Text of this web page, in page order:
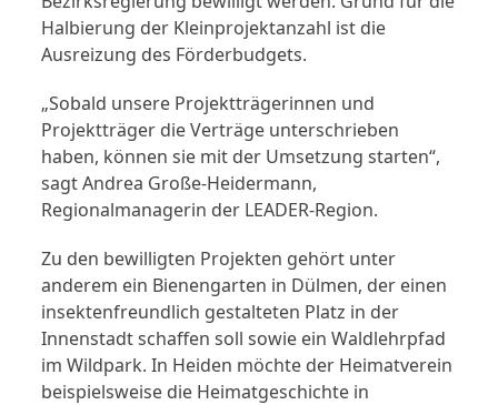
Halbierung der Kleinprojektanzahl ist die
Ausreizung des Förderbudgets.
„Sobald unsere Projektträgerinnen und
Projektträger die Verträge unterschrieben
haben, können sie mit der Umsetzung starten“,
sagt Andrea Große-Heidermann,
Regionalmanagerin der LEADER-Region.
Zu den bewilligten Projekten gehört unter
anderem ein Bienengarten in Dülmen, der einen
insektenfreundlich gestalteten Platz in der
Innenstadt schaffen soll sowie ein Waldlehrpfad
im Wildpark. In Heiden möchte der Heimatverein
beispielsweise die Heimatgeschichte in